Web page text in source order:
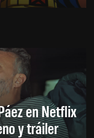
en Netflix
y tráiler